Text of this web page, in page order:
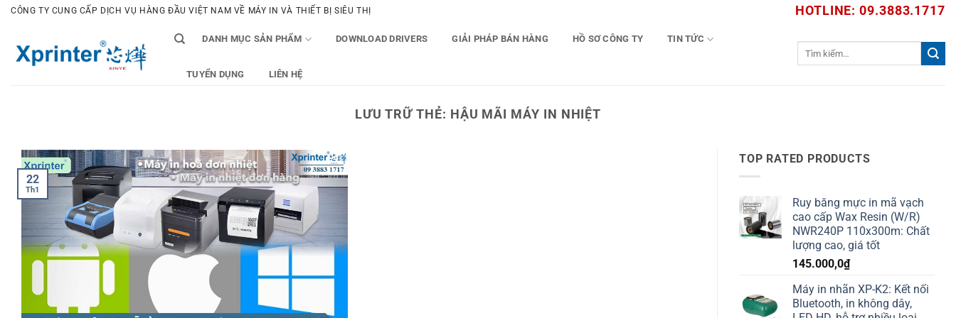
Bỏ
dung
CÔNG TY CUNG CẤP DỊCH VỤ HÀNG ĐẦU VIỆT NAM VỀ MÁY IN VÀ THIẾT BỊ SIÊU THỊ HOTLINE: 09.3883.1717
DANH MỤC SẢN PHẨM DOWNLOAD DRIVERS GIẢI PHÁP BÁN HÀNG HỒ SƠ CÔNG TY TIN TỨC
TUYỂN DỤNG LIÊN HỆ
LƯU TRỮ THẺ: HẬU MÃI MÁY IN NHIỆT
22
Th1
TOP RATED PRODUCTS
Ruy băng mực in mã vạch
cao cấp Wax Resin (W/R)
NWR240P 110x300m: Chất
lượng cao, giá tốt
145.000,0₫
Máy in nhãn XP-K2: Kết nối
Bluetooth, in không dây,